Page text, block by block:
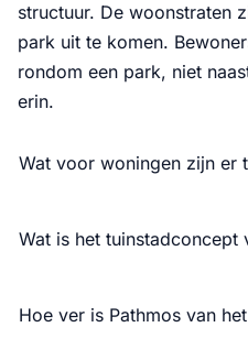
structuur. De woonstraten
park uit te komen.
rondom een park, niet
erin.
Wat voor woningen zijn er
Wat is het tuinstadconcept
Hoe ver is Pathmos van